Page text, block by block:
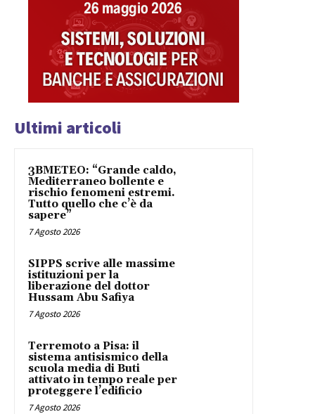
Ultimi articoli
3BMETEO: “Grande caldo,
Mediterraneo bollente e
rischio fenomeni estremi.
Tutto quello che c’è da
sapere”
7 Agosto 2026
SIPPS scrive alle massime
istituzioni per la
liberazione del dottor
Hussam Abu Safiya
7 Agosto 2026
Terremoto a Pisa: il
sistema antisismico della
scuola media di Buti
attivato in tempo reale per
proteggere l’edificio
7 Agosto 2026